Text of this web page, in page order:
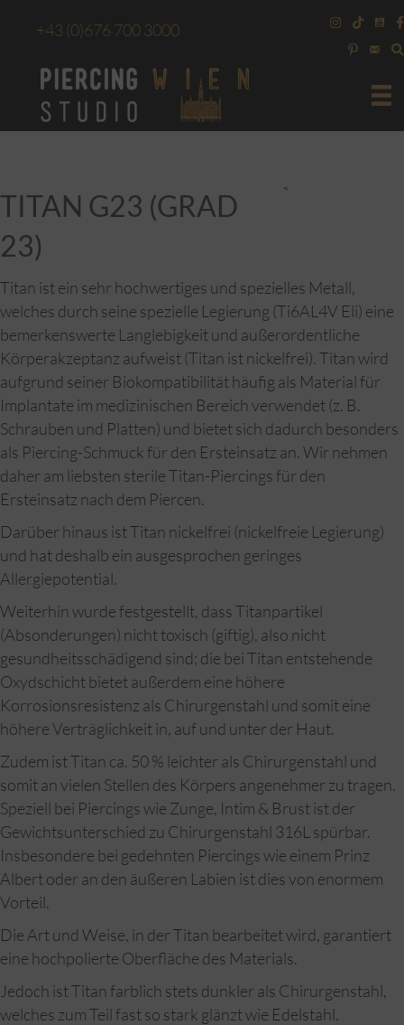
+43 (0)676 700 3000
TITAN G23 (GRAD
23)
Titan ist ein sehr hochwertiges und spezielles Metall,
welches durch seine spezielle Legierung (Ti6AL4V Eli) eine
bemerkenswerte Langlebigkeit und außerordentliche
Körperakzeptanz aufweist (Titan ist nickelfrei). Titan wird
aufgrund seiner Biokompatibilität häufig als Material für
Implantate im medizinischen Bereich verwendet (z. B.
Schrauben und Platten) und bietet sich dadurch besonders
als Piercing-Schmuck für den Ersteinsatz an. Wir nehmen
daher am liebsten sterile Titan-Piercings für den
Ersteinsatz nach dem Piercen.
Darüber hinaus ist Titan nickelfrei (nickelfreie Legierung)
und hat deshalb ein ausgesprochen geringes
Allergiepotential.
Weiterhin wurde festgestellt, dass Titanpartikel
(Absonderungen) nicht toxisch (giftig), also nicht
gesundheitsschädigend sind; die bei Titan entstehende
Oxydschicht bietet außerdem eine höhere
Korrosionsresistenz als Chirurgenstahl und somit eine
höhere Verträglichkeit in, auf und unter der Haut.
Zudem ist Titan ca. 50 % leichter als Chirurgenstahl und
somit an vielen Stellen des Körpers angenehmer zu tragen.
Speziell bei Piercings wie Zunge, Intim & Brust ist der
Gewichtsunterschied zu Chirurgenstahl 316L spürbar.
Insbesondere bei gedehnten Piercings wie einem Prinz
Albert oder an den äußeren Labien ist dies von enormem
Vorteil.
Die Art und Weise, in der Titan bearbeitet wird, garantiert
eine hochpolierte Oberfläche des Materials.
Jedoch ist Titan farblich stets dunkler als Chirurgenstahl,
welches zum Teil fast so stark glänzt wie Edelstahl.